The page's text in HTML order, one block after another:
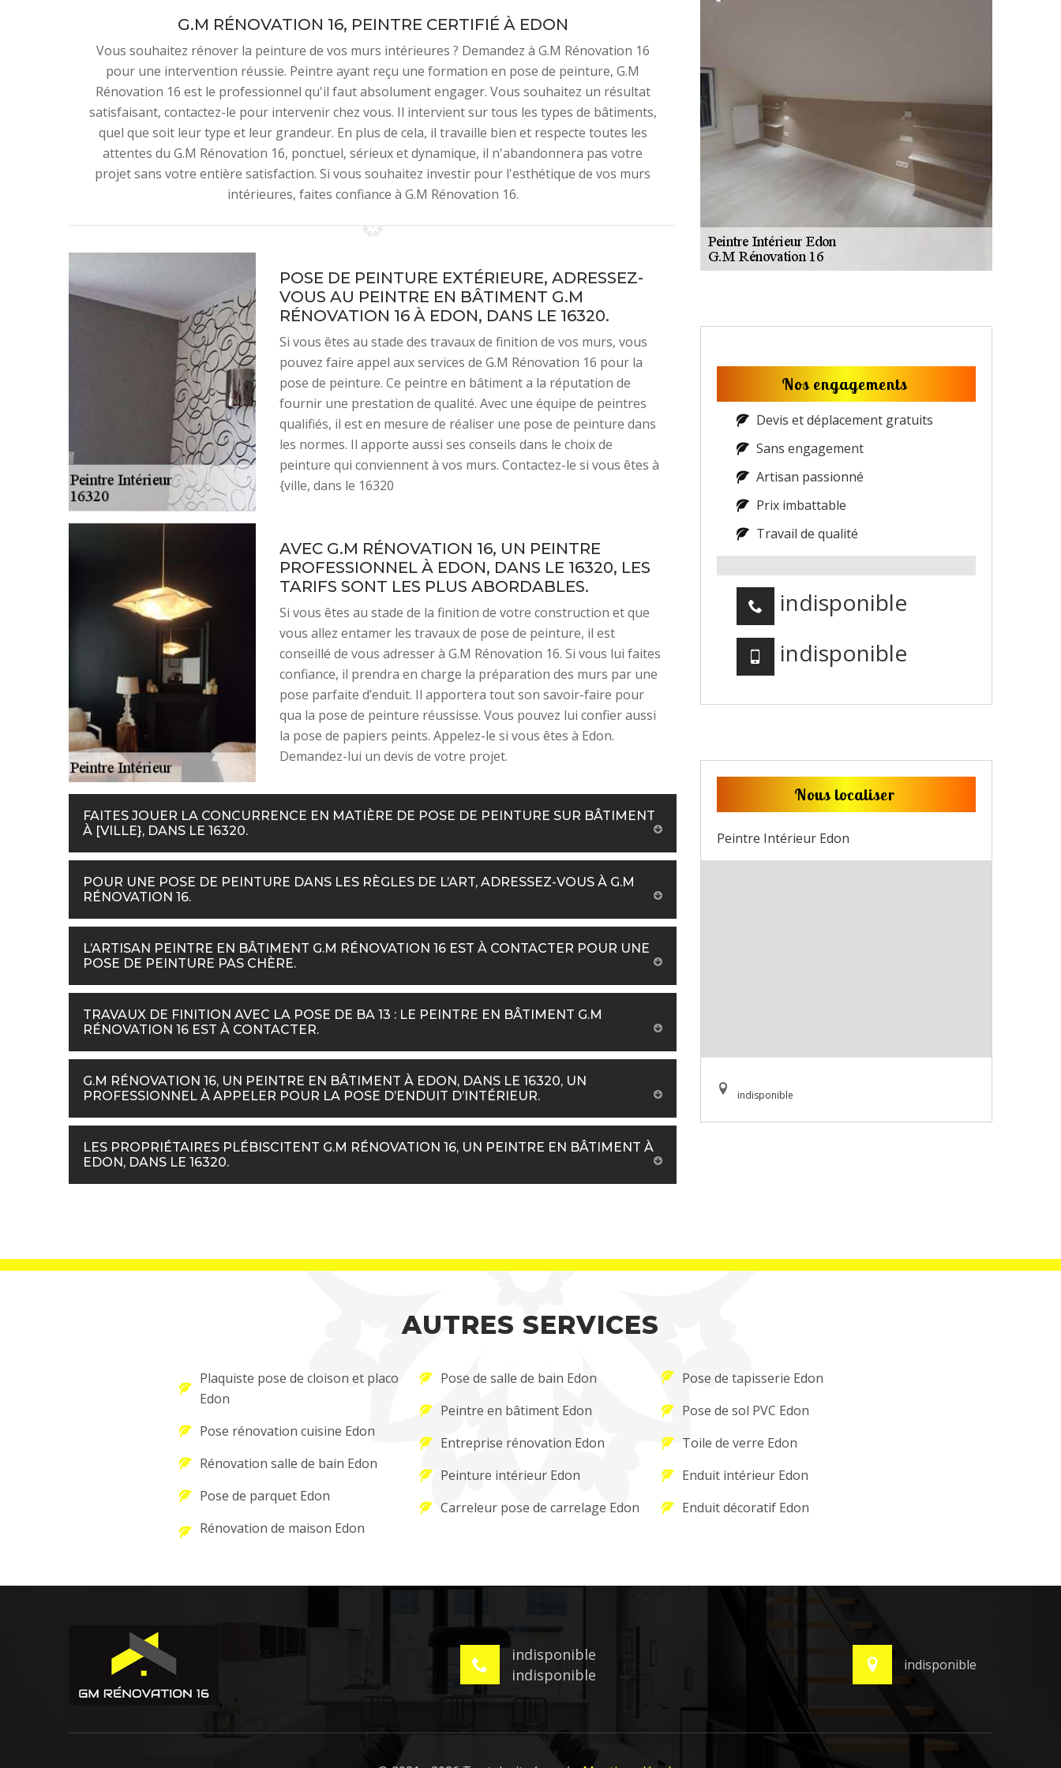
G.M RÉNOVATION 16, PEINTRE CERTIFIÉ À EDON
Vous souhaitez rénover la peinture de vos murs intérieures ? Demandez à G.M Rénovation 16
pour une intervention réussie. Peintre ayant reçu une formation en pose de peinture, G.M
Rénovation 16 est le professionnel qu'il faut absolument engager. Vous souhaitez un résultat
satisfaisant, contactez-le pour intervenir chez vous. Il intervient sur tous les types de bâtiments,
quel que soit leur type et leur grandeur. En plus de cela, il travaille bien et respecte toutes les
attentes du G.M Rénovation 16, ponctuel, sérieux et dynamique, il n'abandonnera pas votre
projet sans votre entière satisfaction. Si vous souhaitez investir pour l'esthétique de vos murs
intérieures, faites confiance à G.M Rénovation 16.
POSE DE PEINTURE EXTÉRIEURE, ADRESSEZ-
VOUS AU PEINTRE EN BÂTIMENT G.M
RÉNOVATION 16 À EDON, DANS LE 16320.
Si vous êtes au stade des travaux de finition de vos murs, vous
pouvez faire appel aux services de G.M Rénovation 16 pour la
pose de peinture. Ce peintre en bâtiment a la réputation de
fournir une prestation de qualité. Avec une équipe de peintres
qualifiés, il est en mesure de réaliser une pose de peinture dans
les normes. Il apporte aussi ses conseils dans le choix de
peinture qui conviennent à vos murs. Contactez-le si vous êtes à
{ville, dans le 16320
AVEC G.M RÉNOVATION 16, UN PEINTRE
PROFESSIONNEL À EDON, DANS LE 16320, LES
TARIFS SONT LES PLUS ABORDABLES.
Si vous êtes au stade de la finition de votre construction et que
vous allez entamer les travaux de pose de peinture, il est
conseillé de vous adresser à G.M Rénovation 16. Si vous lui faites
confiance, il prendra en charge la préparation des murs par une
pose parfaite d’enduit. Il apportera tout son savoir-faire pour
qua la pose de peinture réussisse. Vous pouvez lui confier aussi
la pose de papiers peints. Appelez-le si vous êtes à Edon.
Demandez-lui un devis de votre projet.
FAITES JOUER LA CONCURRENCE EN MATIÈRE DE POSE DE PEINTURE SUR BÂTIMENT
À [VILLE}, DANS LE 16320.
POUR UNE POSE DE PEINTURE DANS LES RÈGLES DE L’ART, ADRESSEZ-VOUS À G.M
RÉNOVATION 16.
L’ARTISAN PEINTRE EN BÂTIMENT G.M RÉNOVATION 16 EST À CONTACTER POUR UNE
POSE DE PEINTURE PAS CHÈRE.
TRAVAUX DE FINITION AVEC LA POSE DE BA 13 : LE PEINTRE EN BÂTIMENT G.M
RÉNOVATION 16 EST À CONTACTER.
G.M RÉNOVATION 16, UN PEINTRE EN BÂTIMENT À EDON, DANS LE 16320, UN
PROFESSIONNEL À APPELER POUR LA POSE D’ENDUIT D’INTÉRIEUR.
LES PROPRIÉTAIRES PLÉBISCITENT G.M RÉNOVATION 16, UN PEINTRE EN BÂTIMENT À
EDON, DANS LE 16320.
Nos engagements
Devis et déplacement gratuits
Sans engagement
Artisan passionné
Prix imbattable
Travail de qualité
indisponible
indisponible
Nous localiser
Peintre Intérieur Edon
indisponible
AUTRES SERVICES
Plaquiste pose de cloison et placo
Edon
Pose rénovation cuisine Edon
Rénovation salle de bain Edon
Pose de parquet Edon
Rénovation de maison Edon
Pose de salle de bain Edon
Peintre en bâtiment Edon
Entreprise rénovation Edon
Peinture intérieur Edon
Carreleur pose de carrelage Edon
Pose de tapisserie Edon
Pose de sol PVC Edon
Toile de verre Edon
Enduit intérieur Edon
Enduit décoratif Edon
indisponible
indisponible
indisponible